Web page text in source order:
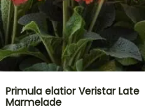
Primula elatior Veristar Late
Marmelade